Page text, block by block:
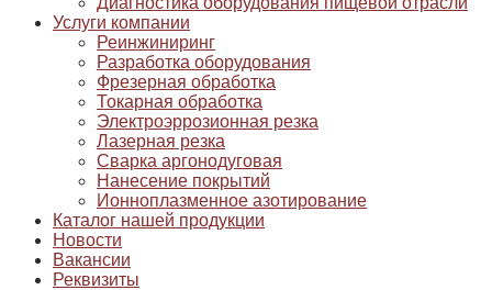
Услуги компании
Реинжиниринг
Разработка оборудования
Фрезерная обработка
Токарная обработка
Электроэррозионная резка
Лазерная резка
Сварка аргонодуговая
Нанесение покрытий
Ионноплазменное азотирование
Каталог нашей продукции
Новости
Вакансии
Реквизиты